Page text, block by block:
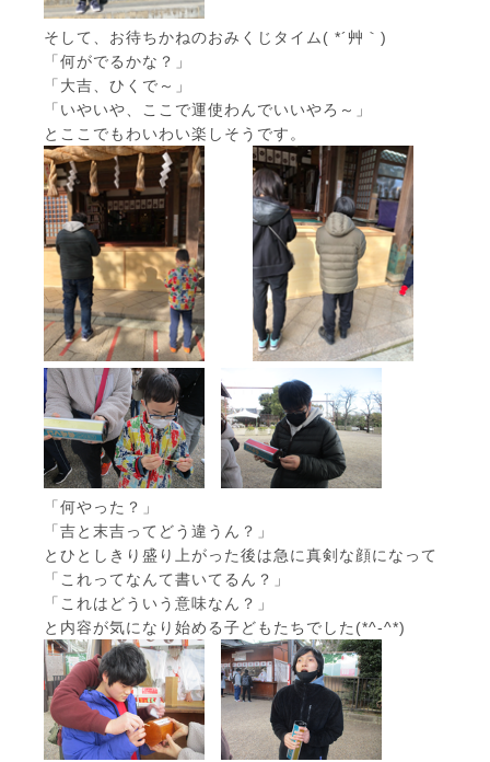
そして、お待ちかねのおみくじタイム( *´艸｀)
「何がでるかな？」
「大吉、ひくで～」
「いやいや、ここで運使わんでいいやろ～」
とここでもわいわい楽しそうです。
「何やった？」
「吉と末吉ってどう違うん？」
とひとしきり盛り上がった後は急に真剣な顔になって
「これってなんて書いてるん？」
「これはどういう意味なん？」
と内容が気になり始める子どもたちでした(*^-^*)